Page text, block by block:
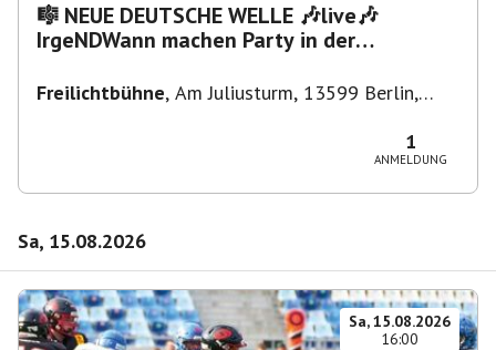
🎼 NEUE DEUTSCHE WELLE 🎶live🎶
IrgeNDWann machen Party in der
Freilichtbühne, Am Juliusturm, 13599 Berlin,
1
ANMELDUNG
Sa, 15.08.2026
Sa, 15.08.2026
16:00